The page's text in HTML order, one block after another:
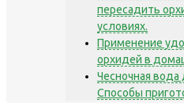
пересадить
условиях.
Применение
орхидей в
Чесночная вода
Способы